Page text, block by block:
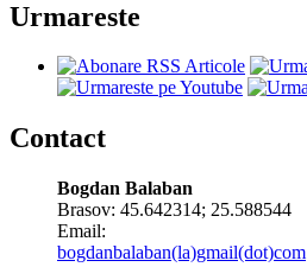
Urmareste
Contact
Bogdan Balaban
Brasov: 45.642314; 25.588544
Email:
bogdanbalaban(la)gmail(dot)com